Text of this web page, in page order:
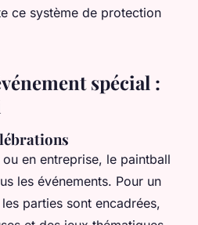
ce système de protection
spécial :
en entreprise, le paintball
les événements. Pour un
parties sont encadrées,